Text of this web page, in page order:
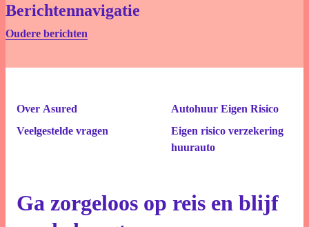
Berichtennavigatie
Oudere berichten
Over Asured
Veelgestelde vragen
Autohuur Eigen Risico
Eigen risico verzekering
huurauto
Ga zorgeloos op reis en blijf